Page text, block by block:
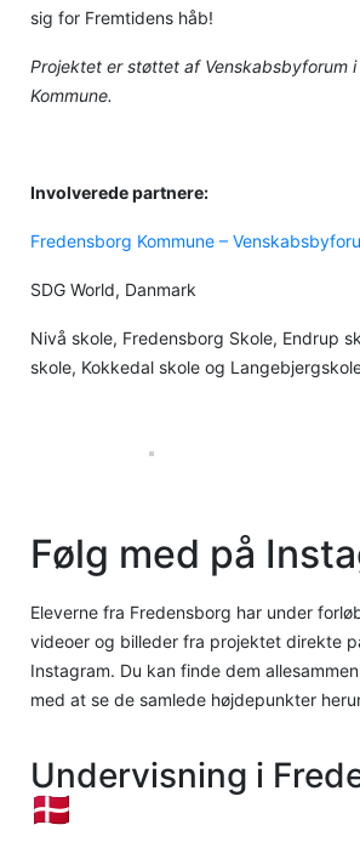
sig for Fremtidens håb!
Projektet er støttet af Venskabsbyforum
Kommune.
Involverede partnere:
Fredensborg Kommune –
SDG World, Danmark
Nivå skole, Fredensborg Skole, Endrup
skole, Kokkedal skole og
Følg med på
Eleverne fra Fredensborg har under
videoer og billeder fra projektet direkte
Instagram. Du kan finde dem allesammen
med at se de samlede højdepunkter
Undervisning i
🇩🇰